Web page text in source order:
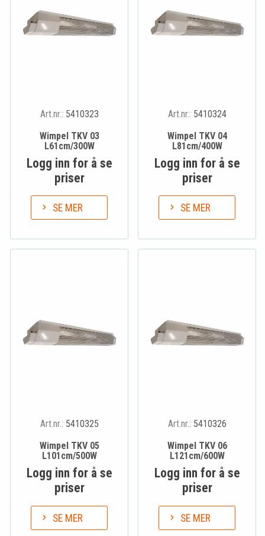
Art.nr.: 5410323
Wimpel TKV 03
L61cm/300W
Logg inn for å se
priser
SE MER
Art.nr.: 5410324
Wimpel TKV 04
L81cm/400W
Logg inn for å se
priser
SE MER
Art.nr.: 5410325
Wimpel TKV 05
L101cm/500W
Logg inn for å se
priser
SE MER
Art.nr.: 5410326
Wimpel TKV 06
L121cm/600W
Logg inn for å se
priser
SE MER